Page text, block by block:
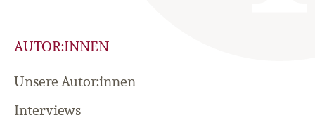
AUTOR:INNEN
Unsere Autor:innen
Interviews